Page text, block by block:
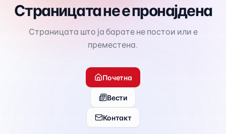
Страницата не е пронајдена
Страницата што ја барате не постои или е
преместена.
Почетна
Вести
Контакт